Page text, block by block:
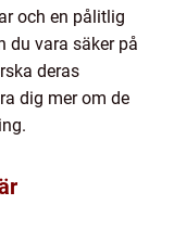
och en pålitlig
du vara säker på
deras
dig mer om de